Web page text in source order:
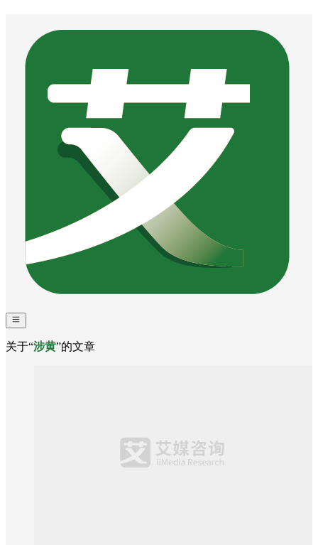
关于“涉黄”的文章